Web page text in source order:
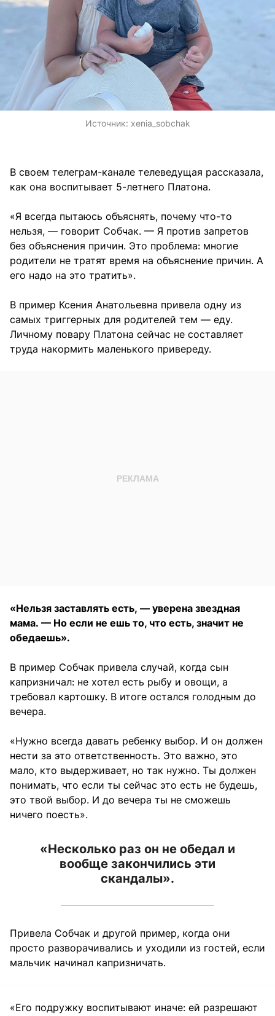
Источник: xenia_sobchak
В своем телеграм-канале телеведущая рассказала,
как она воспитывает 5-летнего Платона.
«Я всегда пытаюсь объяснять, почему что-то
нельзя, — говорит Собчак. — Я против запретов
без объяснения причин. Это проблема: многие
родители не тратят время на объяснение причин. А
его надо на это тратить».
В пример Ксения Анатольевна привела одну из
самых триггерных для родителей тем — еду.
Личному повару Платона сейчас не составляет
труда накормить маленького привереду.
«Нельзя заставлять есть, — уверена звездная
мама. — Но если не ешь то, что есть, значит не
обедаешь».
В пример Собчак привела случай, когда сын
капризничал: не хотел есть рыбу и овощи, а
требовал картошку. В итоге остался голодным до
вечера.
«Нужно всегда давать ребенку выбор. И он должен
нести за это ответственность. Это важно, это
мало, кто выдерживает, но так нужно. Ты должен
понимать, что если ты сейчас это есть не будешь,
это твой выбор. И до вечера ты не сможешь
ничего поесть».
«Несколько раз он не обедал и
вообще закончились эти
скандалы».
Привела Собчак и другой пример, когда они
просто разворачивались и уходили из гостей, если
мальчик начинал капризничать.
«Его подружку воспитывают иначе: ей разрешают